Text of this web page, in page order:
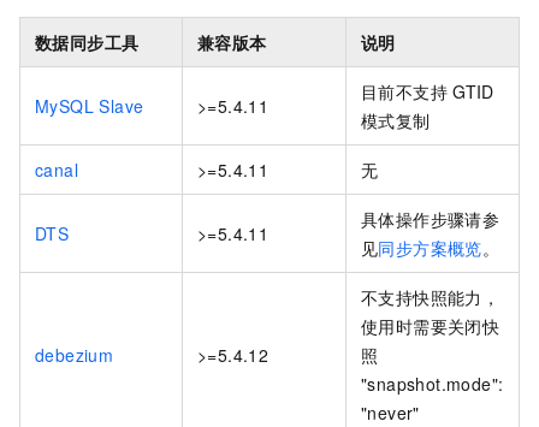
数据同步工具 兼容版本 说明
MySQL Slave >=5.4.11
目前不支持 GTID
模式复制
canal >=5.4.11 无
DTS >=5.4.11
具体操作步骤请参
见同步方案概览。
debezium >=5.4.12
不支持快照能力，
使用时需要关闭快
照
"snapshot.mode":
"never"